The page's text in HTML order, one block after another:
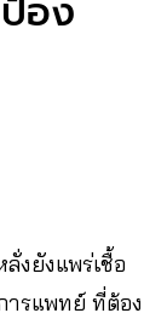
อง
งยังแพร่เชื้อ
ารแพทย์ ที่ต้อง